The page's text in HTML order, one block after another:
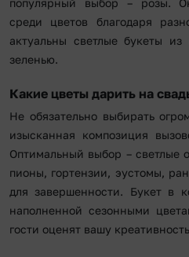
популярный выбор – розы.
среди цветов благодаря
актуальны светлые букеты
зеленью.
Какие цветы дарить на
Не обязательно выбирать
изысканная композиция
Оптимальный выбор – светлые
пионы, гортензии, эустомы,
для завершенности. Букет в
наполненной сезонными
гости оценят вашу